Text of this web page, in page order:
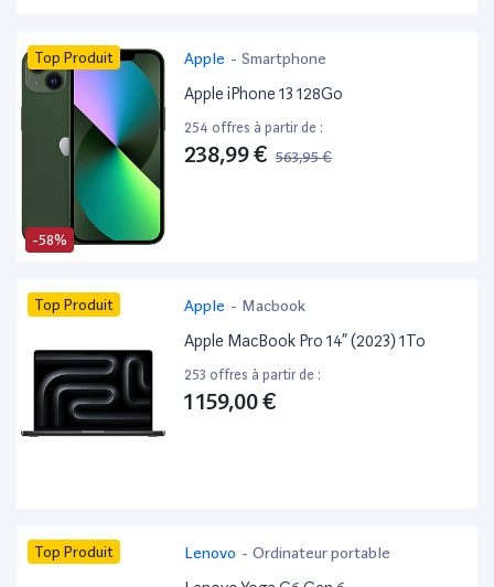
-58%
Top Produit Apple - Smartphone
Apple iPhone 13 128Go
254 offres à partir de :
238,99 € 563,95 €
Top Produit Apple - Macbook
Apple MacBook Pro 14” (2023) 1To
253 offres à partir de :
1 159,00 €
Top Produit Lenovo - Ordinateur portable